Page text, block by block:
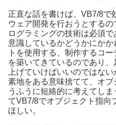
正直な話を書けば、VB7/8で
ウェア開発を行おうとする
ログラミングの技術は必須
意識しているかどうかにか
トを使用する、制作するコ
を築いてきているのであり
上げていけばいいのではな
素地をある意味捨てて、オ
うふうに短絡的に考えてし
てVB7/8でオブジェクト指向
ほしい。